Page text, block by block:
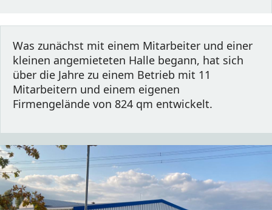
Was zunächst mit einem Mitarbeiter und einer
kleinen angemieteten Halle begann, hat sich
über die Jahre zu einem Betrieb mit 11
Mitarbeitern und einem eigenen
Firmengelände von 824 qm entwickelt.